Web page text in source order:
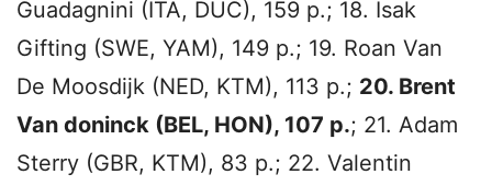
Guadagnini (ITA, DUC), 159 p.; 18. Isak
Gifting (SWE, YAM), 149 p.; 19. Roan Van
De Moosdijk (NED, KTM), 113 p.; 20. Brent
Van doninck (BEL, HON), 107 p.; 21. Adam
Sterry (GBR, KTM), 83 p.; 22. Valentin